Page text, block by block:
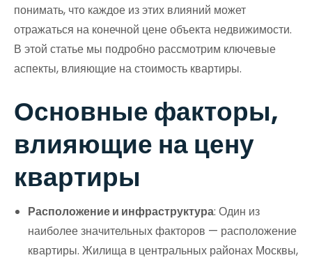
понимать, что каждое из этих влияний может
отражаться на конечной цене объекта недвижимости.
В этой статье мы подробно рассмотрим ключевые
аспекты, влияющие на стоимость квартиры.
Основные факторы,
влияющие на цену
квартиры
Расположение и инфраструктура: Один из
наиболее значительных факторов — расположение
квартиры. Жилища в центральных районах Москвы,